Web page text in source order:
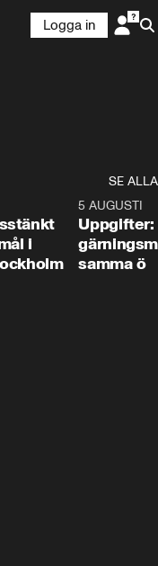
Logga in
SE ALLA
0:35
i
5 AUGUSTI
Uppgifter:
samma ö